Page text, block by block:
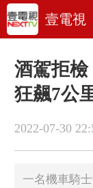
壹電視
酒駕拒檢
狂飆7公
2022-07-30
一名機車騎